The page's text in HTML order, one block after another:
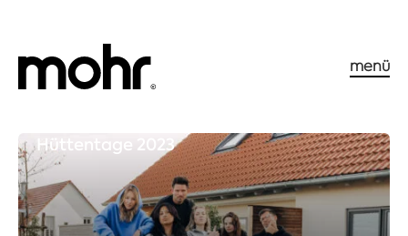
menü
Hüttentage 2023